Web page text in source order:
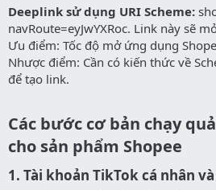
Deeplink sử dụng URI Scheme:
navRoute=eyJwYXRoc. Link này sẽ
Ưu điểm: Tốc độ mở ứng dụng
Nhược điểm: Cần có kiến thức về
để tạo link.
Các bước cơ bản chạy
cho sản phẩm Shopee​
1. Tài khoản TikTok cá nhân